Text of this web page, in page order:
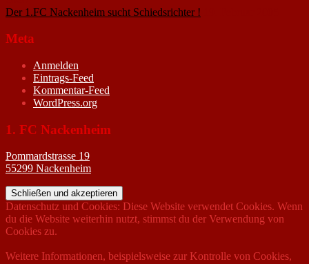
Der 1.FC Nackenheim sucht Schiedsrichter !
Meta
Anmelden
Eintrags-Feed
Kommentar-Feed
WordPress.org
1. FC Nackenheim
Pommardstrasse 19
55299 Nackenheim
Datenschutz und Cookies: Diese Website verwendet Cookies. Wenn
du die Website weiterhin nutzt, stimmst du der Verwendung von
Cookies zu.
Weitere Informationen, beispielsweise zur Kontrolle von Cookies,